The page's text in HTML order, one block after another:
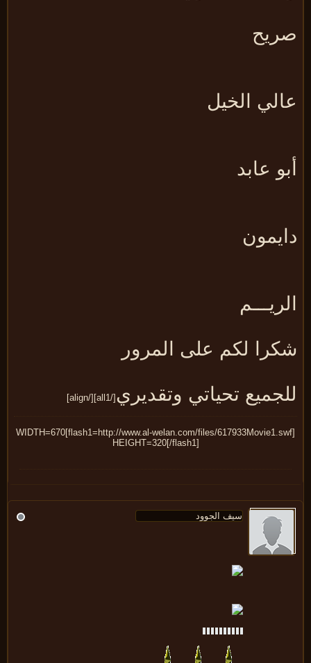
الخيل
عابد
لكم على المرور
تحياتي وتقديري[/all1][/align]
[flash1=http://www.al-welan.com/files/617933Movie1.swf]WIDTH=670
HEIGHT=320[/flash1]